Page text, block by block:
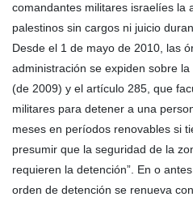
comandantes militares israelíes la
palestinos sin cargos ni juicio
Desde el 1 de mayo de 2010, las
administración se expiden sobre
(de 2009) y el artículo 285, que
militares para detener a una
meses en períodos renovables si
presumir que la seguridad de la
requieren la detención”. En o
orden de detención se renueva